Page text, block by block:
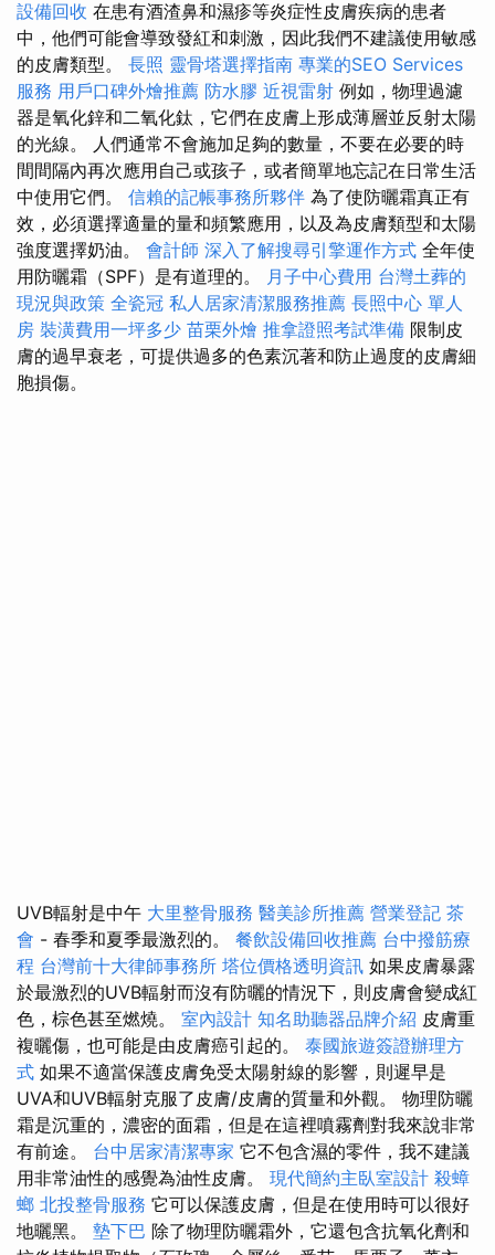
設備回收 在患有酒渣鼻和濕疹等炎症性皮膚疾病的患者
中，他們可能會導致發紅和刺激，因此我們不建議使用敏感
的皮膚類型。 長照 靈骨塔選擇指南 專業的SEO Services
服務 用戶口碑外燴推薦 防水膠 近視雷射 例如，物理過濾
器是氧化鋅和二氧化鈦，它們在皮膚上形成薄層並反射太陽
的光線。 人們通常不會施加足夠的數量，不要在必要的時
間間隔內再次應用自己或孩子，或者簡單地忘記在日常生活
中使用它們。 信賴的記帳事務所夥伴 為了使防曬霜真正有
效，必須選擇適量的量和頻繁應用，以及為皮膚類型和太陽
強度選擇奶油。 會計師 深入了解搜尋引擎運作方式 全年使
用防曬霜（SPF）是有道理的。 月子中心費用 台灣土葬的
現況與政策 全瓷冠 私人居家清潔服務推薦 長照中心 單人
房 裝潢費用一坪多少 苗栗外燴 推拿證照考試準備 限制皮
膚的過早衰老，可提供過多的色素沉著和防止過度的皮膚細
胞損傷。
UVB輻射是中午 大里整骨服務 醫美診所推薦 營業登記 茶
會 - 春季和夏季最激烈的。 餐飲設備回收推薦 台中撥筋療
程 台灣前十大律師事務所 塔位價格透明資訊 如果皮膚暴露
於最激烈的UVB輻射而沒有防曬的情況下，則皮膚會變成紅
色，棕色甚至燃燒。 室內設計 知名助聽器品牌介紹 皮膚重
複曬傷，也可能是由皮膚癌引起的。 泰國旅遊簽證辦理方
式 如果不適當保護皮膚免受太陽射線的影響，則遲早是
UVA和UVB輻射克服了皮膚/皮膚的質量和外觀。 物理防曬
霜是沉重的，濃密的面霜，但是在這裡噴霧劑對我來說非常
有前途。 台中居家清潔專家 它不包含濕的零件，我不建議
用非常油性的感覺為油性皮膚。 現代簡約主臥室設計 殺蟑
螂 北投整骨服務 它可以保護皮膚，但是在使用時可以很好
地曬黑。 墊下巴 除了物理防曬霜外，它還包含抗氧化劑和